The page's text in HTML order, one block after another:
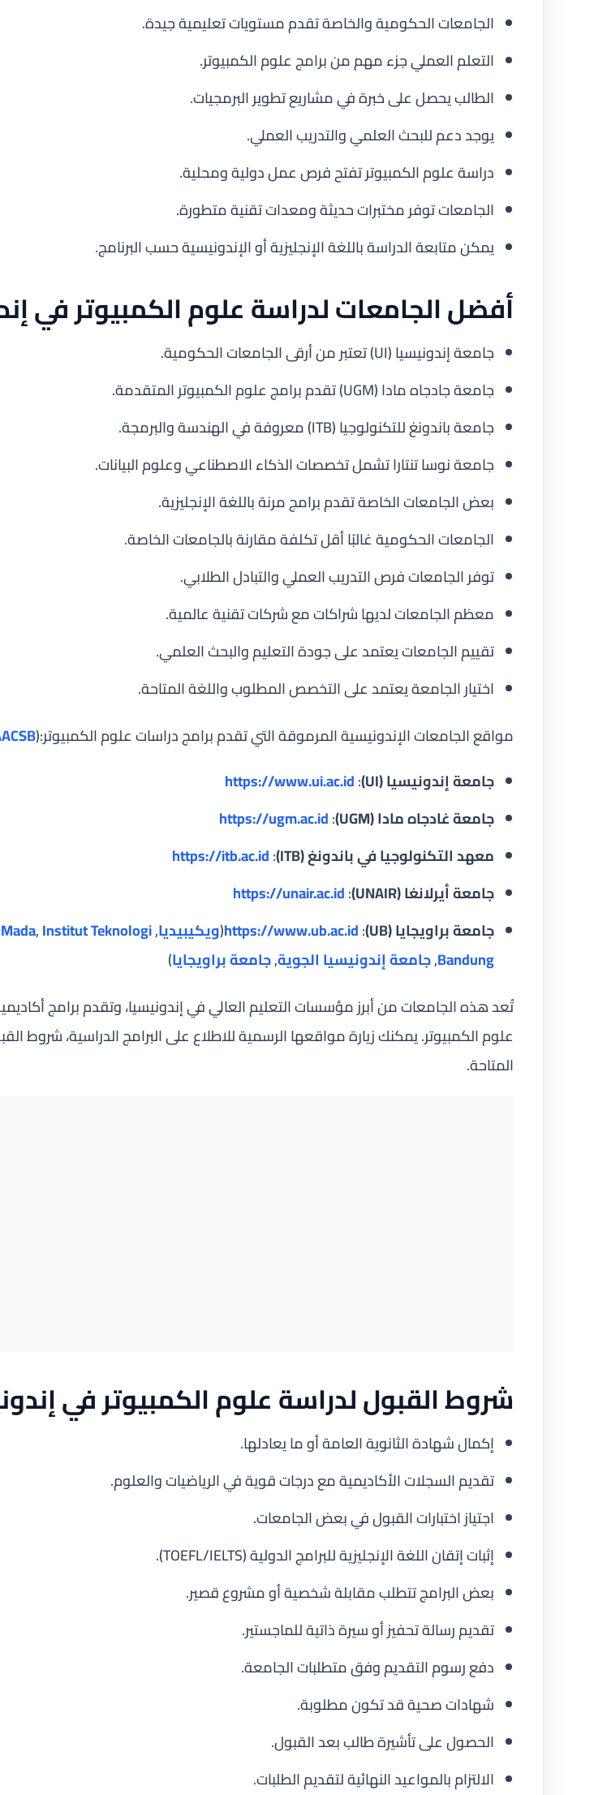
الجامعات الحكومية والخاصة تقدم مستويات تعليمية جيدة.
التعلم العملي جزء مهم من برامج علوم الكمبيوتر.
الطالب يحصل على خبرة في مشاريع تطوير البرمجيات.
يوجد دعم للبحث العلمي والتدريب العملي.
دراسة علوم الكمبيوتر تفتح فرص عمل دولية ومحلية.
الجامعات توفر مختبرات حديثة ومعدات تقنية متطورة.
يمكن متابعة الدراسة باللغة الإنجليزية أو الإندونيسية حسب البرنامج.
أفضل الجامعات لدراسة علوم الكمبيوتر في
جامعة إندونيسيا (UI) تعتبر من أرقى الجامعات الحكومية.
جامعة جادجاه مادا (UGM) تقدم برامج علوم الكمبيوتر المتقدمة.
جامعة باندونغ للتكنولوجيا (ITB) معروفة في الهندسة والبرمجة.
جامعة نوسا تنتارا تشمل تخصصات الذكاء الاصطناعي وعلوم البيانات.
بعض الجامعات الخاصة تقدم برامج مرنة باللغة الإنجليزية.
الجامعات الحكومية غالبًا أقل تكلفة مقارنة بالجامعات الخاصة.
توفر الجامعات فرص التدريب العملي والتبادل الطلابي.
معظم الجامعات لديها شراكات مع شركات تقنية عالمية.
تقييم الجامعات يعتمد على جودة التعليم والبحث العلمي.
اختيار الجامعة يعتمد على التخصص المطلوب واللغة المتاحة.
مواقع الجامعات الإندونيسية المرموقة التي تقدم برامج دراسات علوم الكمبيوتر:(
جامعة إندونيسيا (UI)
:
https://www.ui.ac.id
جامعة غادجاه مادا (UGM)
:
https://ugm.ac.id
معهد التكنولوجيا في باندونغ (ITB)
:
https://itb.ac.id
جامعة أيرلانغا (UNAIR)
:
https://unair.ac.id
جامعة براويجايا (UB)
:
https://www.ub.ac.id
(ويكيبيديا,
,Institut Teknologi
Bandung
,جامعة إندونيسيا الجوية,جامعة براويجايا)
تُعد هذه الجامعات من أبرز مؤسسات التعليم العالي في إندونيسيا، وتقدم برامج
علوم الكمبيوتر. يمكنك زيارة مواقعها الرسمية للاطلاع على البرامج الدراسية، شروط
المتاحة.
شروط القبول لدراسة علوم الكمبيوتر في
إكمال شهادة الثانوية العامة أو ما يعادلها.
تقديم السجلات الأكاديمية مع درجات قوية في الرياضيات والعلوم.
اجتياز اختبارات القبول في بعض الجامعات.
إثبات إتقان اللغة الإنجليزية للبرامج الدولية (TOEFL/IELTS).
بعض البرامج تتطلب مقابلة شخصية أو مشروع قصير.
تقديم رسالة تحفيز أو سيرة ذاتية للماجستير.
دفع رسوم التقديم وفق متطلبات الجامعة.
شهادات صحية قد تكون مطلوبة.
الحصول على تأشيرة طالب بعد القبول.
الالتزام بالمواعيد النهائية لتقديم الطلبات.